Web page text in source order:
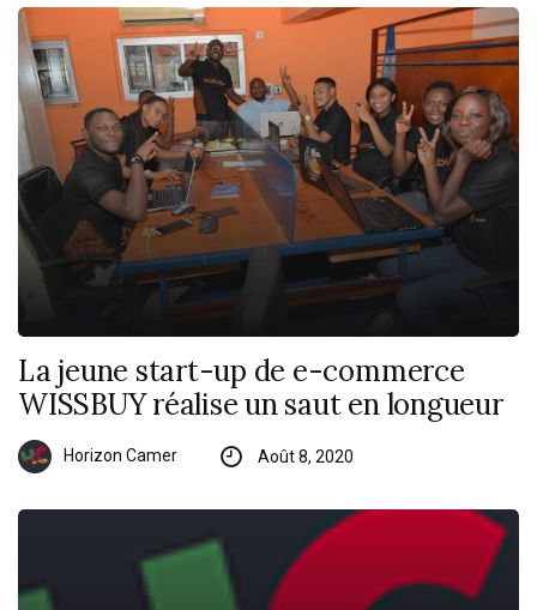
La jeune start-up de e-commerce
WISSBUY réalise un saut en longueur
Horizon Camer Août 8, 2020